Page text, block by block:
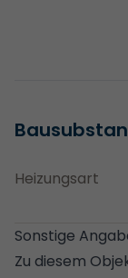
Heizungsart
Sonstige
Zu diesem